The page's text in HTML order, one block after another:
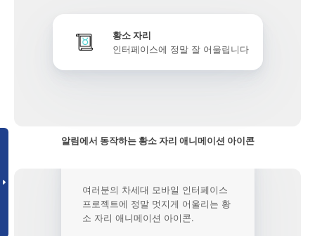
황소 자리
인터페이스에 정말 잘 어울립니다
알림에서 동작하는 황소 자리 애니메이션 아이콘
여러분의 차세대 모바일 인터페이스
프로젝트에 정말 멋지게 어울리는 황
소 자리 애니메이션 아이콘.